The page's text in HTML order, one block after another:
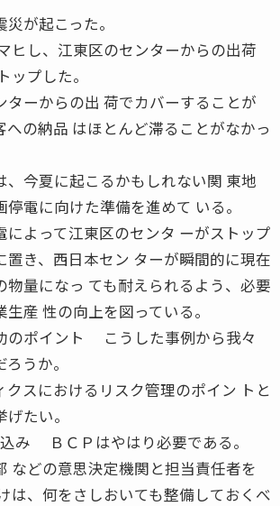
が起こった。
ヒし、江東区のセンターからの出荷
ップした。
ターからの出 荷でカバーすることが
への納品 はほとんど滞ることがなかっ
今夏に起こるかもしれない関 東地
電に向けた準備を進めて いる。
によって江東区のセンタ ーがストップ
置き、西日本セン ターが瞬間的に現在
物量になっ ても耐えられるよう、必要
産 性の向上を図っている。
のポイント こうした事例から我々
うか。
クスにおけるリスク管理のポイン トと
たい。
み ＢＣＰはやはり必要である。
などの意思決定機関と担当責任者を
は、何をさしおいても整備しておくべ